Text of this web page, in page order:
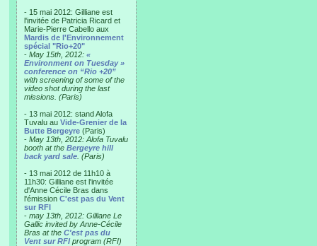
- 15 mai 2012: Gilliane est
l'invitée de Patricia Ricard et
Marie-Pierre Cabello aux
Mardis de l'Environnement
spécial "Rio+20"
- May 15th, 2012: «
Environment on Tuesday »
conference on “Rio +20”
with screening of some of the
video shot during the last
missions. (Paris)
- 13 mai 2012: stand Alofa
Tuvalu au Vide-Grenier de la
Butte Bergeyre (Paris)
- May 13th, 2012: Alofa Tuvalu
booth at the Bergeyre hill
back yard sale . (Paris)
- 13 mai 2012 de 11h10 à
11h30: Gilliane est l'invitée
d'Anne Cécile Bras dans
l'émission C'est pas du Vent
sur RFI
- may 13th, 2012: Gilliane Le
Gallic invited by Anne-Cécile
Bras at the C'est pas du
Vent sur RFI program (RFI)